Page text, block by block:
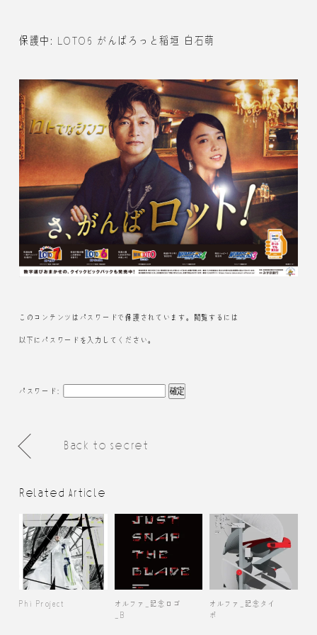
保護中: LOTO6 がんばろっと稲垣 白石萌
このコンテンツはパスワードで保護されています。閲覧するには
以下にパスワードを入力してください。
パスワード:
Back to secret
Related Article
Phi Project
オルファ_記念ロゴ
_B
オルファ_記念タイ
ポ